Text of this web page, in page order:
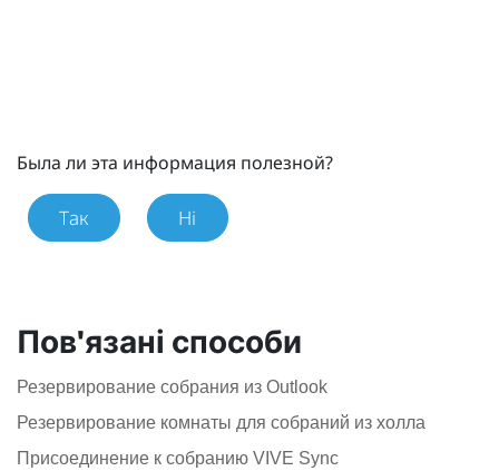
Была ли эта информация полезной?
Так Ні
Пов'язані способи
Резервирование собрания из Outlook
Резервирование комнаты для собраний из холла
Присоединение к собранию VIVE Sync